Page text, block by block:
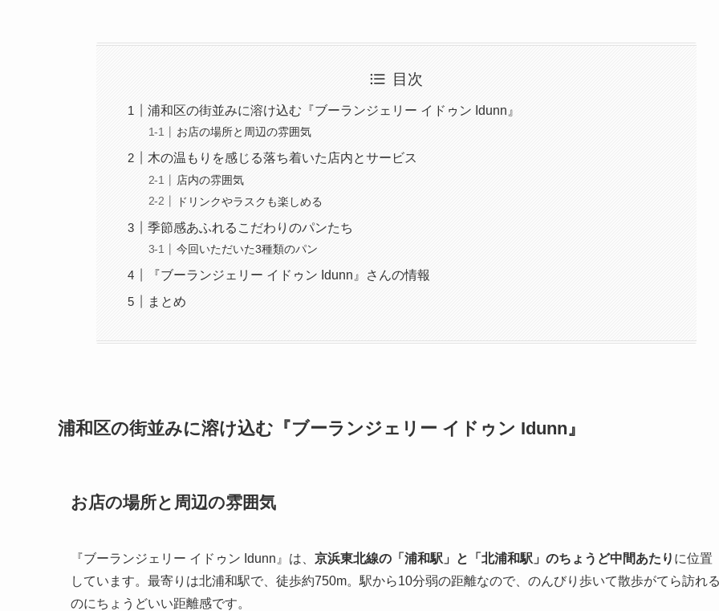
目次
浦和区の街並みに溶け込む『ブーランジェリー イドゥン Idunn』
お店の場所と周辺の雰囲気
木の温もりを感じる落ち着いた店内とサービス
店内の雰囲気
ドリンクやラスクも楽しめる
季節感あふれるこだわりのパンたち
今回いただいた3種類のパン
『ブーランジェリー イドゥン Idunn』さんの情報
まとめ
浦和区の街並みに溶け込む『ブーランジェリー イドゥン Idunn』
お店の場所と周辺の雰囲気
『ブーランジェリー イドゥン Idunn』は、 京浜東北線の「浦和駅」と「北浦和駅」のちょうど中間あたり に位置
しています。最寄りは北浦和駅で、徒歩約750m。駅から10分弱の距離なので、のんびり歩いて散歩がてら訪れ
のにちょうどいい距離感です。